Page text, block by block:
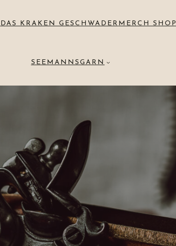
DAS KRAKEN GESCHWADER MERCH SHOP
SEEMANNSGARN